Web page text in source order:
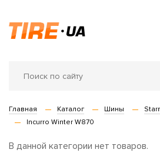
Главная Каталог Шины
Incurro Winter W870
В данной категории нет товаров.